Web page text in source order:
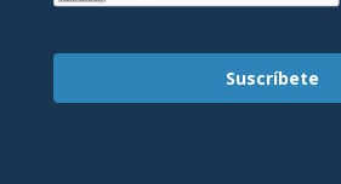
Suscríbete